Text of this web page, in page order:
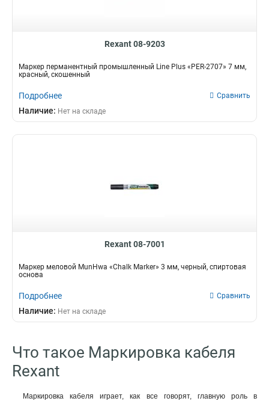
Rexant 08-9203
Маркер перманентный промышленный Line Plus «PER-2707» 7 мм,
красный, скошенный
Подробнее Сравнить
Наличие: Нет на складе
Rexant 08-7001
Маркер меловой MunHwa «Chalk Marker» 3 мм, черный, спиртовая
основа
Подробнее Сравнить
Наличие: Нет на складе
Что такое Маркировка кабеля
Rexant
Маркировка кабеля играет, как все говорят, главную роль в